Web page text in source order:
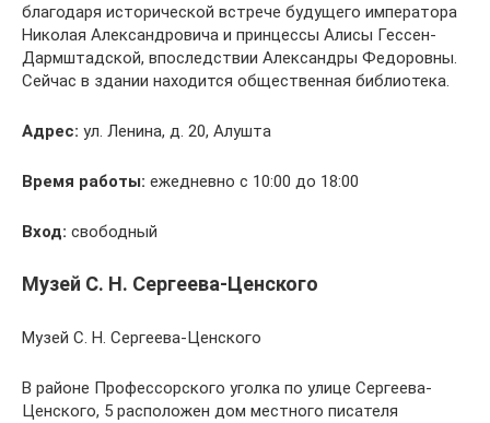
благодаря исторической встрече будущего императора
Николая Александровича и принцессы Алисы Гессен-
Дармштадской, впоследствии Александры Федоровны.
Сейчас в здании находится общественная библиотека.
Адрес: ул. Ленина, д. 20, Алушта
Время работы: ежедневно с 10:00 до 18:00
Вход: свободный
Музей С. Н. Сергеева-Ценского
Музей С. Н. Сергеева-Ценского
В районе Профессорского уголка по улице Сергеева-
Ценского, 5 расположен дом местного писателя